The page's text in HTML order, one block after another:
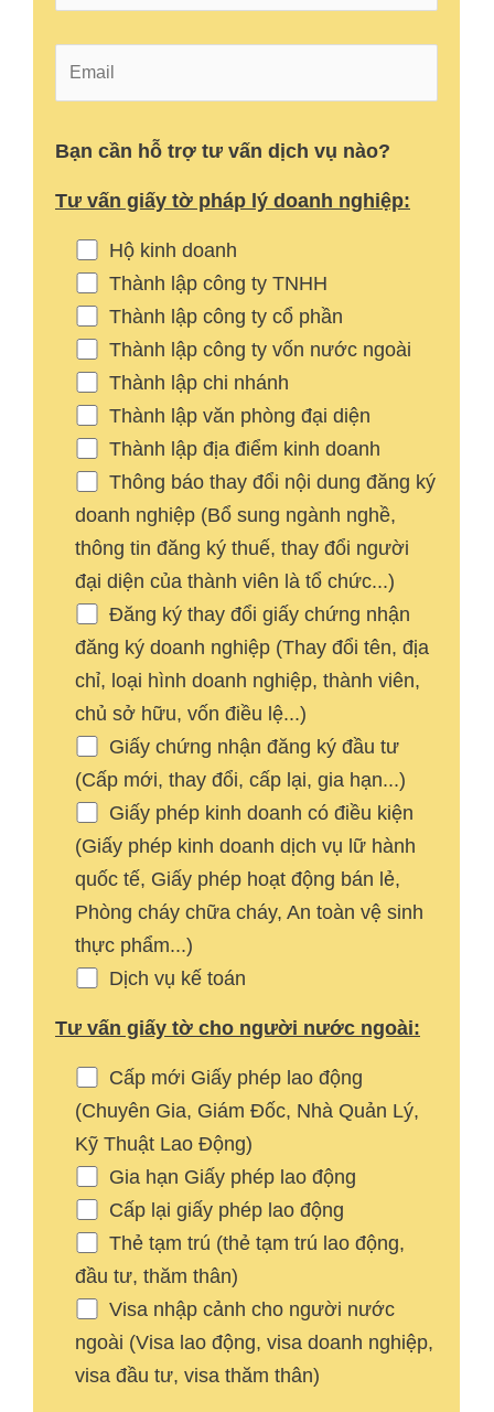
Bạn cần hỗ trợ tư vấn dịch vụ nào?
Tư vấn giấy tờ pháp lý doanh nghiệp:
Hộ kinh doanh
Thành lập công ty TNHH
Thành lập công ty cổ phần
Thành lập công ty vốn nước ngoài
Thành lập chi nhánh
Thành lập văn phòng đại diện
Thành lập địa điểm kinh doanh
Thông báo thay đổi nội dung đăng ký
doanh nghiệp (Bổ sung ngành nghề,
thông tin đăng ký thuế, thay đổi người
đại diện của thành viên là tổ chức...)
Đăng ký thay đổi giấy chứng nhận
đăng ký doanh nghiệp (Thay đổi tên, địa
chỉ, loại hình doanh nghiệp, thành viên,
chủ sở hữu, vốn điều lệ...)
Giấy chứng nhận đăng ký đầu tư
(Cấp mới, thay đổi, cấp lại, gia hạn...)
Giấy phép kinh doanh có điều kiện
(Giấy phép kinh doanh dịch vụ lữ hành
quốc tế, Giấy phép hoạt động bán lẻ,
Phòng cháy chữa cháy, An toàn vệ sinh
thực phẩm...)
Dịch vụ kế toán
Tư vấn giấy tờ cho người nước ngoài:
Cấp mới Giấy phép lao động
(Chuyên Gia, Giám Đốc, Nhà Quản Lý,
Kỹ Thuật Lao Động)
Gia hạn Giấy phép lao động
Cấp lại giấy phép lao động
Thẻ tạm trú (thẻ tạm trú lao động,
đầu tư, thăm thân)
Visa nhập cảnh cho người nước
ngoài (Visa lao động, visa doanh nghiệp,
visa đầu tư, visa thăm thân)